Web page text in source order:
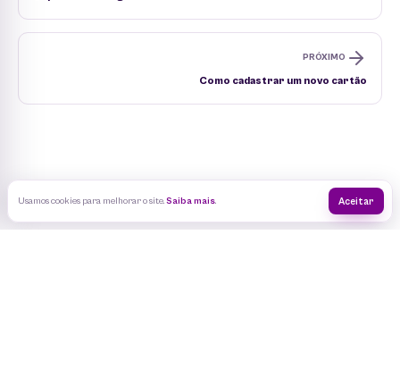
PRÓXIMO
Como cadastrar um novo cartão
Usamos cookies para melhorar o site.Saiba mais. Aceitar